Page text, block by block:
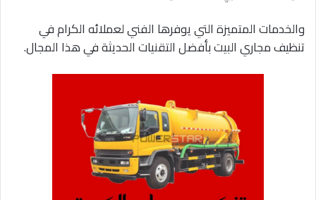
والخدمات المتميزة التي يوفرها الفني لعملائه الكرام في
تنظيف مجاري البيت بأفضل التقنيات الحديثة في هذا المجال.